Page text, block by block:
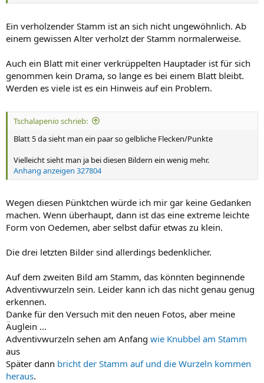
Ein verholzender Stamm ist an sich nicht ungewöhnlich. Ab
einem gewissen Alter verholzt der Stamm normalerweise.
Auch ein Blatt mit einer verkrüppelten Hauptader ist für sich
genommen kein Drama, so lange es bei einem Blatt bleibt.
Werden es viele ist es ein Hinweis auf ein Problem.
Tschalapenio schrieb:
Blatt 5 da sieht man ein paar so gelbliche Flecken/Punkte
Vielleicht sieht man ja bei diesen Bildern ein wenig mehr.
Anhang anzeigen 327804
Wegen diesen Pünktchen würde ich mir gar keine Gedanken
machen. Wenn überhaupt, dann ist das eine extreme leichte
Form von Oedemen, aber selbst dafür etwas zu klein.
Die drei letzten Bilder sind allerdings bedenklicher.
Auf dem zweiten Bild am Stamm, das könnten beginnende
Adventivwurzeln sein. Leider kann ich das nicht genau genug
erkennen.
Danke für den Versuch mit den neuen Fotos, aber meine
Äuglein ...
Adventivwurzeln sehen am Anfang wie Knubbel am Stamm
aus
Später dann bricht der Stamm auf und die Wurzeln kommen
heraus.